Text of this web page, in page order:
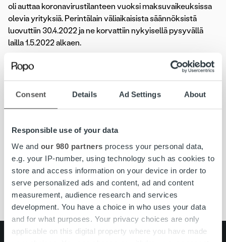
Consent Details Ad Settings About
Responsible use of your data
We and our 980 partners process your personal data,
e.g. your IP-number, using technology such as cookies to
store and access information on your device in order to
serve personalized ads and content, ad and content
measurement, audience research and services
development. You have a choice in who uses your data
and for what purposes. Your privacy choices are only
applicable on this digital property where you have made
oli auttaa koronavirustilanteen vuoksi maksuvaikeuksissa
olevia yrityksiä. Perintälain väliaikaisista säännöksistä
luovuttiin 30.4.2022 ja ne korvattiin nykyisellä pysyvällä
lailla 1.5.2022 alkaen.
Siirtymä väliaikaisista säännöksistä uusiin säännöksiin on
huomioitu myös Ropon palveluprosesseissa, eikä
lakimuutos edellytä Ropon asiakkailta toimenpiteitä –
edellyttämällä tavalla ja asiakassuhteita kunnioittaen.
#ropojengi muistutus- ja perintäpalvelut
perintälaki
Ropo Capital